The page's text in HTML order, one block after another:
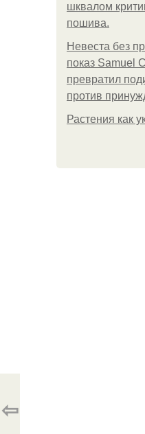
шквалом
пошива.
Невеста без
показ Samuel
превратил
против
Растения как
⇦